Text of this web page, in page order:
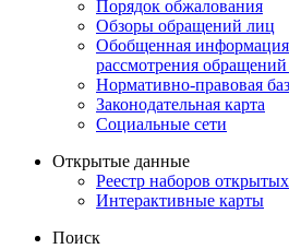
Порядок обжалования
Обзоры обращений лиц
Обобщенная информация
рассмотрения
Нормативно-правовая
Законодательная карта
Социальные сети
Открытые данные
Реестр наборов
Интерактивные карты
Поиск